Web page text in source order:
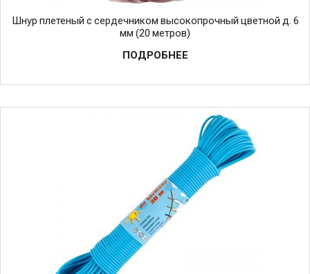
Шнур плетеный с сердечником высокопрочный цветной д. 6
мм (20 метров)
ПОДРОБНЕЕ